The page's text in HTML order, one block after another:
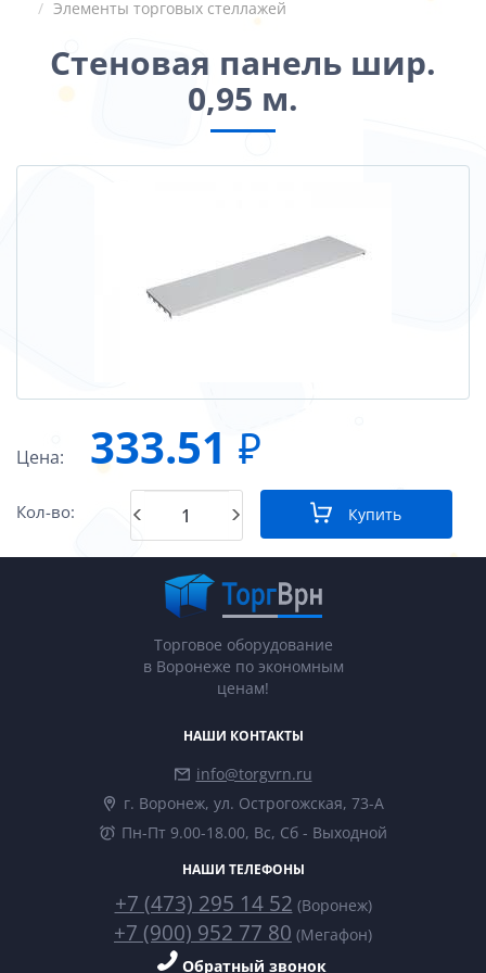
Элементы торговых стеллажей
Стеновая панель шир.
0,95 м.
Цена: 333.51 ₽
Кол-во: Купить
Торговое оборудование
в Воронеже по экономным
ценам!
НАШИ КОНТАКТЫ
info@torgvrn.ru
г. Воронеж, ул. Острогожская, 73-А
Пн-Пт 9.00-18.00, Вс, Сб - Выходной
НАШИ ТЕЛЕФОНЫ
+7 (473) 295 14 52 (Воронеж)
+7 (900) 952 77 80 (Мегафон)
Обратный звонок